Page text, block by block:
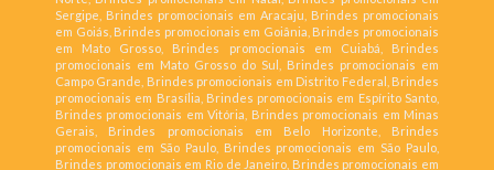
Sergipe, Brindes promocionais em Aracaju, Brindes promocionais
em Goiás, Brindes promocionais em Goiânia, Brindes promocionais
em Mato Grosso, Brindes promocionais em Cuiabá, Brindes
promocionais em Mato Grosso do Sul, Brindes promocionais em
Campo Grande, Brindes promocionais em Distrito Federal, Brindes
promocionais em Brasília, Brindes promocionais em Espírito Santo,
Brindes promocionais em Vitória, Brindes promocionais em Minas
Gerais, Brindes promocionais em Belo Horizonte, Brindes
promocionais em São Paulo, Brindes promocionais em São Paulo,
Brindes promocionais em Rio de Janeiro, Brindes promocionais em